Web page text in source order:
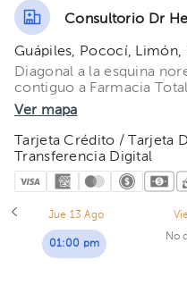
12:30 pm
01:30 pm
Consultorio Dr
Guápiles, Pococí, Limón,
Diagonal a la esquina
contiguo a Farmacia Total
Ver mapa
Tarjeta Crédito / Tarjeta
Transferencia Digital
Jue 13 Ago
01:00 pm
No